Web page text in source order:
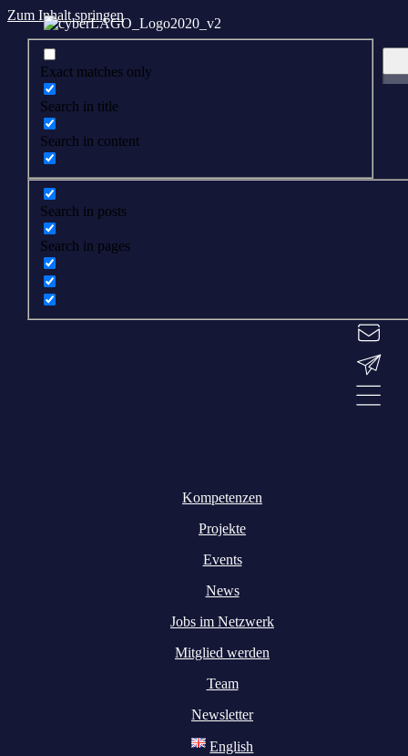
Zum Inhalt springen
Exact matches only
Search in title
Search in content
Search in posts
Search in pages
Kompetenzen
Projekte
Events
News
Jobs im Netzwerk
Mitglied werden
Team
Newsletter
English